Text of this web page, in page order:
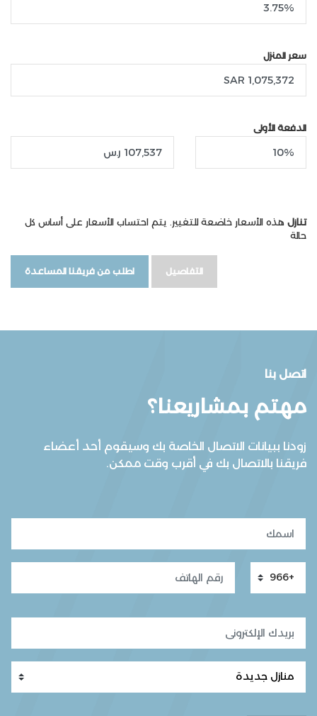
سعر المنزل
الدفعة الأولى
تنازل هذه الأسعار خاضعة للتغيير. يتم احتساب الأسعار على أساس كل
حالة
اطلب من فريقنا المساعدة التفاصيل
اتصل بنا
مهتم بمشاريعنا؟
زودنا ببيانات الاتصال الخاصة بك وسيقوم أحد أعضاء
فريقنا بالاتصال بك في أقرب وقت ممكن.